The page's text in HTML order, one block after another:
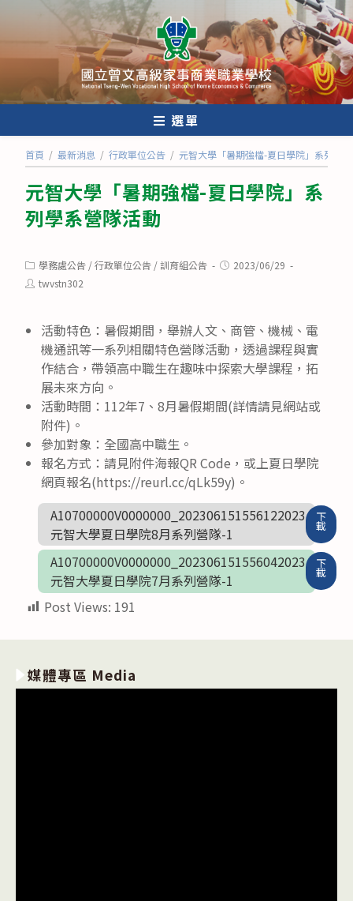
內
選單
首頁 / 最新消息 / 行政單位公告 / 元智大學「暑期強檔-夏日學院」系列學
元智大學「暑期強檔-夏日學院」系
列學系營隊活動
Post
category:
學務處公告 /行政單位公告 /訓育組公告
Post2023/06/29
Posttwvstn302
活動特色：暑假期間，舉辦人文、商管、機械、電
機通訊等一系列相關特色營隊活動，透過課程與實
作結合，帶領高中職生在趣味中探索大學課程，拓
展未來方向。
活動時間：112年7、8月暑假期間(詳情請見網站或
附件)。
參加對象：全國高中職生。
報名方式：請見附件海報QR Code，或上夏日學院
網頁報名(https://reurl.cc/qLk59y)。
A10700000V0000000_202306151556122023
元智大學夏日學院8月系列營隊-1
下
載
A10700000V0000000_202306151556042023
元智大學夏日學院7月系列營隊-1
下
載
Post Views: 191
媒體專區 Media